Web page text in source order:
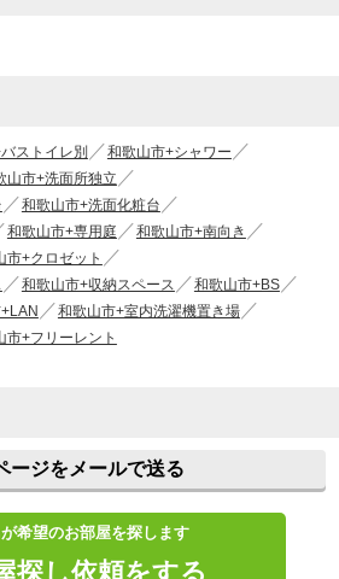
ストイレ別
和歌山市+シャワー
山市+洗面所独立
和歌山市+洗面化粧台
和歌山市+専用庭
和歌山市+南向き
市+クロゼット
和歌山市+収納スペース
和歌山市+BS
和歌山市+室内洗濯機置き場
市+フリーレント
ージをメールで送る
希望のお部屋を探します
探し依頼をする